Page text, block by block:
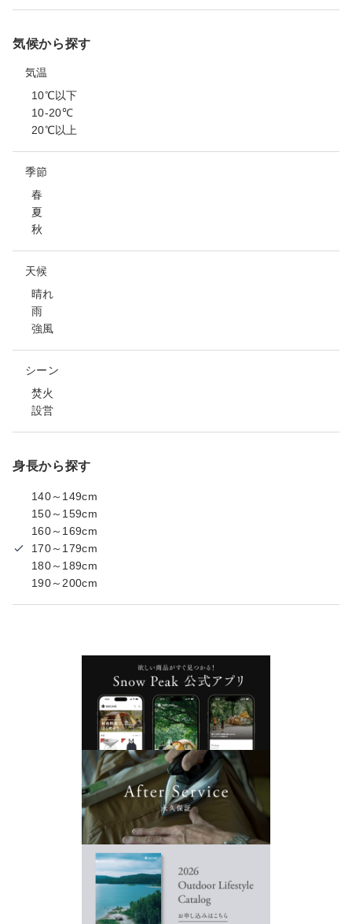
気候から探す
気温
10℃以下
10-20℃
20℃以上
季節
春
夏
秋
天候
晴れ
雨
強風
シーン
焚火
設営
身長から探す
140～149cm
150～159cm
160～169cm
170～179cm
180～189cm
190～200cm